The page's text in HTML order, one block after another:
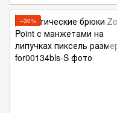
−30%